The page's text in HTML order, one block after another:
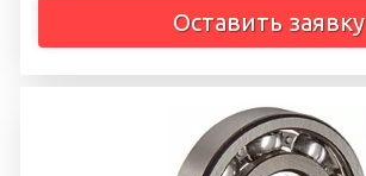
Оставить заявку